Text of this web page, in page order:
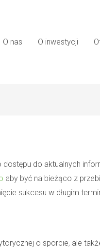
O nas O inwestycji
do aktualnych
aby być na bieżąco z
sukcesu w długim
o sporcie, ale